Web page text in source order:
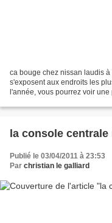
ca bouge chez nissan laudis
s'exposent aux endroits les
l'année, vous pourrez voir une
la console
Publié le 03/04/2011 à 23:53
Par christian le galliard